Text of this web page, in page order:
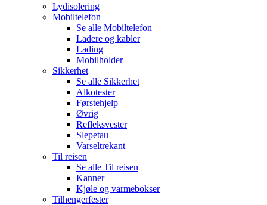
Lydisolering
Mobiltelefon
Se alle Mobiltelefon
Ladere og kabler
Lading
Mobilholder
Sikkerhet
Se alle Sikkerhet
Alkotester
Førstehjelp
Øvrig
Refleksvester
Slepetau
Varseltrekant
Til reisen
Se alle Til reisen
Kanner
Kjøle og varmebokser
Tilhengerfester